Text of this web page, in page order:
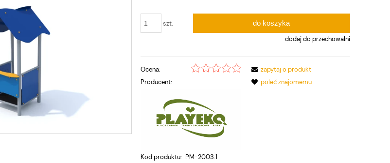
szt.
do koszyka
dodaj do przechowalni
Ocena:
Producent:
Kod produktu: PM-2003.1
zapytaj o produkt
poleć znajomemu